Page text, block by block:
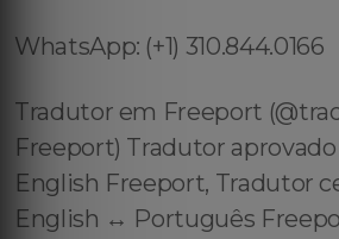
WhatsApp: (+1) 310.844.0166
Tradutor em Freeport
Freeport) Tradutor
English Freeport, Tradutor
English ↔️ Português